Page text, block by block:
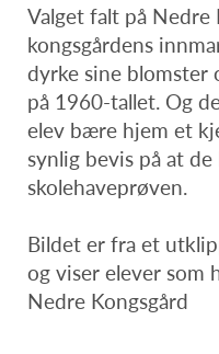
Valget falt på Nedre
kongsgårdens
dyrke sine blomster
på 1960-tallet. Og
elev bære hjem et
synlig bevis på at
skolehaveprøven.
Bildet er fra et
og viser elever som
Nedre Kongsgård